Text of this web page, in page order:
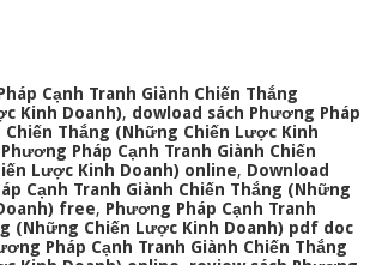
Cạnh Tranh Giành Chiến Thắng
Kinh Doanh), dowload sách Phương Pháp
Chiến Thắng (Những Chiến Lược Kinh
Pháp Cạnh Tranh Giành Chiến
Lược Kinh Doanh) online, Download
Cạnh Tranh Giành Chiến Thắng (Những
free, Phương Pháp Cạnh Tranh
(Những Chiến Lược Kinh Doanh) pdf doc
Pháp Cạnh Tranh Giành Chiến Thắng